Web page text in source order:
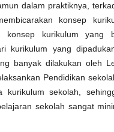
dalam praktiknya ,
konsep
konsep kurikulum yang
kurikulum yang
banyak dilakukan oleh
Pendidikan
kurikulumsekolah
sekolah sangat